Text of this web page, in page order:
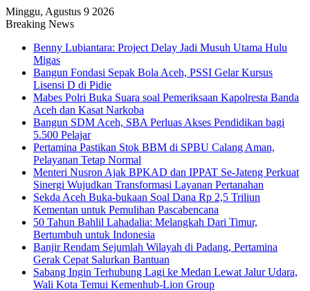
Minggu, Agustus 9 2026
Breaking News
Benny Lubiantara: Project Delay Jadi Musuh Utama Hulu
Migas
Bangun Fondasi Sepak Bola Aceh, PSSI Gelar Kursus
Lisensi D di Pidie
Mabes Polri Buka Suara soal Pemeriksaan Kapolresta Banda
Aceh dan Kasat Narkoba
Bangun SDM Aceh, SBA Perluas Akses Pendidikan bagi
5.500 Pelajar
Pertamina Pastikan Stok BBM di SPBU Calang Aman,
Pelayanan Tetap Normal
Menteri Nusron Ajak BPKAD dan IPPAT Se-Jateng Perkuat
Sinergi Wujudkan Transformasi Layanan Pertanahan
Sekda Aceh Buka-bukaan Soal Dana Rp 2,5 Triliun
Kementan untuk Pemulihan Pascabencana
50 Tahun Bahlil Lahadalia: Melangkah Dari Timur,
Bertumbuh untuk Indonesia
Banjir Rendam Sejumlah Wilayah di Padang, Pertamina
Gerak Cepat Salurkan Bantuan
Sabang Ingin Terhubung Lagi ke Medan Lewat Jalur Udara,
Wali Kota Temui Kemenhub-Lion Group